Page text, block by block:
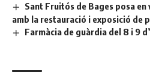
Sant Fruitós de Bages posa
amb la restauració i exposició de
Farmàcia de guàrdia del 8 i 9